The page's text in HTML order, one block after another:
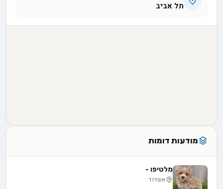
תל אביב
מודעות דומות
מלטיפו -
אשדוד